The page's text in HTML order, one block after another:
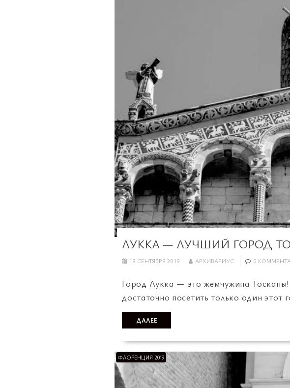
ЛУККА — ЛУЧШИЙ ГОРОД
19 СЕНТЯБРЯ 2019 АРХИВАРИУС 0
Город Лукка — это жемчужина
достаточно посетить только один этот
ДАЛЕЕ
ФЛОРЕНЦИЯ 2019